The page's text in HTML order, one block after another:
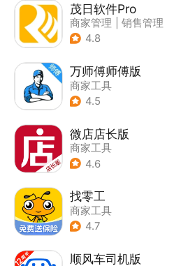
茂日软件Pro
商家管理
销售管理
4.8
万师傅师傅版
商家工具
4.5
微店店长版
商家工具
4.6
找零工
商家工具
4.7
顺风车司机版